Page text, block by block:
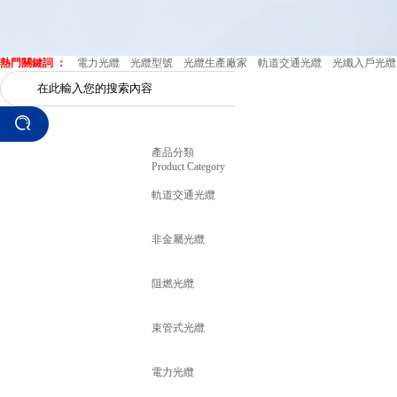
熱門關鍵詞 ： 電力光纜 光纜型號 光纜生產廠家 軌道交通光纜 光纖入戶光纜
產品分類
Product Category
軌道交通光纜
非金屬光纜
阻燃光纜
束管式光纜
電力光纜